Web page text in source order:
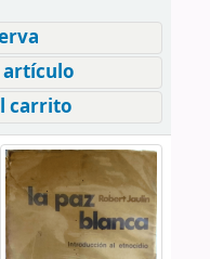
carrito